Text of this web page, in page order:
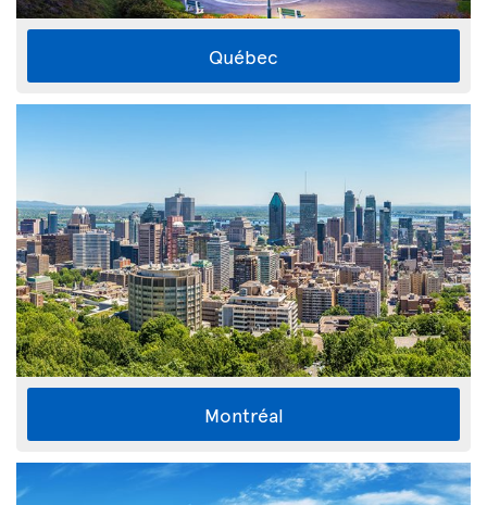
Québec
Montréal